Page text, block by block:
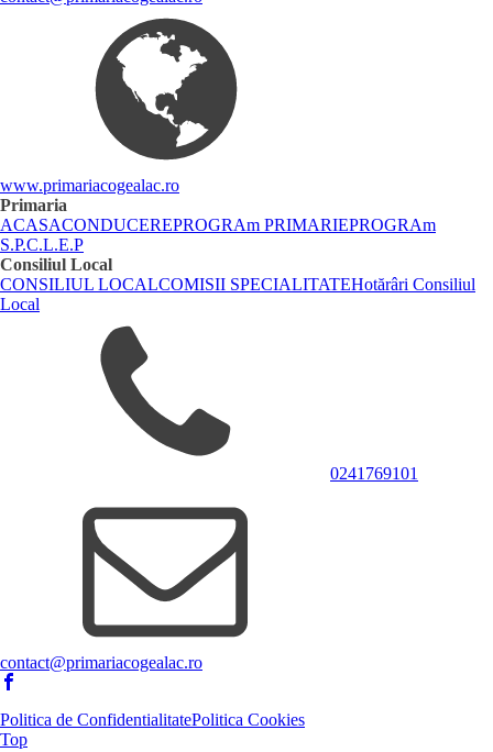
www.primariacogealac.ro
Primaria
ACASACONDUCEREPROGRAm PRIMARIEPROGRAm
S.P.C.L.E.P
Consiliul Local
CONSILIUL LOCALCOMISII SPECIALITATEHotărâri Consiliul
Local
0241769101
contact@primariacogealac.ro
Politica de ConfidentialitatePolitica Cookies
Top